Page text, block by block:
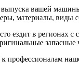
вашей
материалы, виды
ездит в
к